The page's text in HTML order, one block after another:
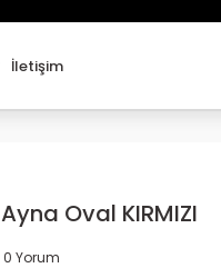
İletişim
Oval KIRMIZI
Yorum